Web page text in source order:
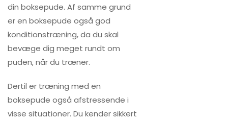
din boksepude. Af samme grund
er en boksepude også god
konditionstræning, da du skal
bevæge dig meget rundt om
puden, når du træner.
Dertil er træning med en
boksepude også afstressende i
visse situationer. Du kender sikkert